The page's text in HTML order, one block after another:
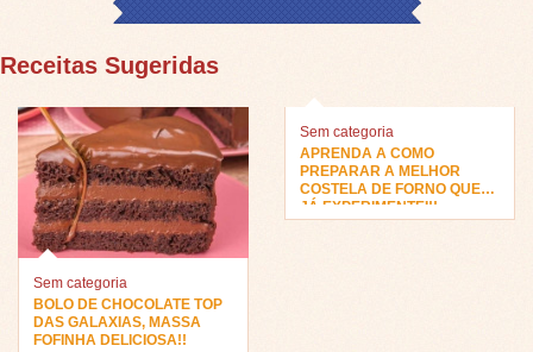
Receitas Sugeridas
Sem categoria
BOLO DE CHOCOLATE TOP
DAS GALAXIAS, MASSA
FOFINHA DELICIOSA!!
Sem categoria
APRENDA A COMO
PREPARAR A MELHOR
COSTELA DE FORNO QUE
JÁ EXPERIMENTEI!!